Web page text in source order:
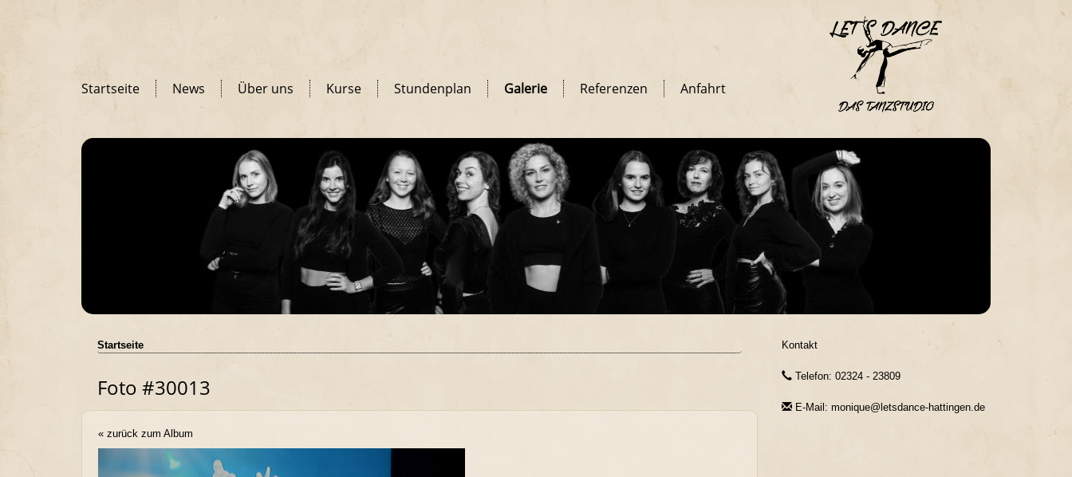
Startseite News Über uns Kurse Stundenplan Galerie Referenzen Anfahrt
Startseite
Foto #30013
« zurück zum Album
Kontakt
Telefon: 02324 - 23809
E-Mail: monique@letsdance-hattingen.de